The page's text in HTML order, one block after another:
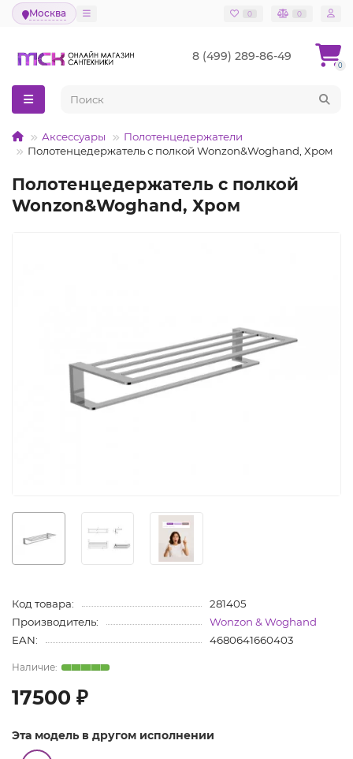
Москва 0 0
8 (499) 289-86-49
0
Аксессуары
Полотенцедержатели
Полотенцедержатель с полкой Wonzon&Woghand, Хром
Полотенцедержатель с полкой
Wonzon&Woghand, Хром
Код товара:
281405
Производитель:
Wonzon & Woghand
EAN:
4680641660403
17500 ₽
Эта модель в другом исполнении